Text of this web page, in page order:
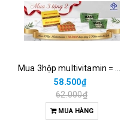
58.500₫
62.000₫
MUA HÀNG